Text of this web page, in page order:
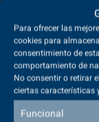
Para ofrecer las
cookies para
consentimiento de
comportamiento de
No consentir o retirar
ciertas características
Funcional
Acceder
FP